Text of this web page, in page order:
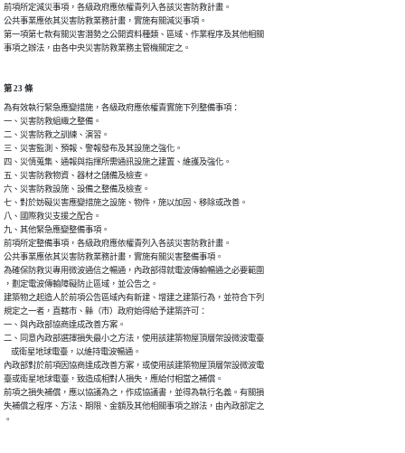
前項所定減災事項，各級政府應依權責列入各該災害防救計畫。
公共事業應依其災害防救業務計畫，實施有關減災事項。
第一項第七款有關災害潛勢之公開資料種類、區域、作業程序及其他相關
事項之辦法，由各中央災害防救業務主管機關定之。
第 23 條
為有效執行緊急應變措施，各級政府應依權責實施下列整備事項：
一、災害防救組織之整備。
二、災害防救之訓練、演習。
三、災害監測、預報、警報發布及其設施之強化。
四、災情蒐集、通報與指揮所需通訊設施之建置、維護及強化。
五、災害防救物資、器材之儲備及檢查。
六、災害防救設施、設備之整備及檢查。
七、對於妨礙災害應變措施之設施、物件，施以加固、移除或改善。
八、國際救災支援之配合。
九、其他緊急應變整備事項。
前項所定整備事項，各級政府應依權責列入各該災害防救計畫。
公共事業應依其災害防救業務計畫，實施有關災害整備事項。
為確保防救災專用微波通信之暢通，內政部得就電波傳輸暢通之必要範圍
，劃定電波傳輸障礙防止區域，並公告之。
建築物之起造人於前項公告區域內有新建、增建之建築行為，並符合下列
規定之一者，直轄市、縣（市）政府始得給予建築許可：
一、與內政部協商達成改善方案。
二、同意內政部選擇損失最小之方法，使用該建築物屋頂層架設微波電臺
    或衛星地球電臺，以維持電波暢通。
內政部對於前項因協商達成改善方案，或使用該建築物屋頂層架設微波電
臺或衛星地球電臺，致造成相對人損失，應給付相當之補償。
前項之損失補償，應以協議為之，作成協議書，並得為執行名義。有關損
失補償之程序、方法、期限、金額及其他相關事項之辦法，由內政部定之
。